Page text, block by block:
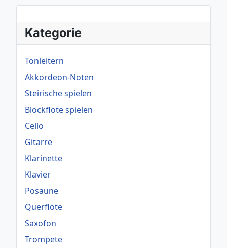
Kategorie
Tonleitern
Akkordeon-Noten
Steirische spielen
Blockflöte spielen
Cello
Gitarre
Klarinette
Klavier
Posaune
Querflöte
Saxofon
Trompete